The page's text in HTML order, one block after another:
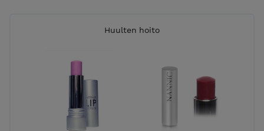
Huulten hoito